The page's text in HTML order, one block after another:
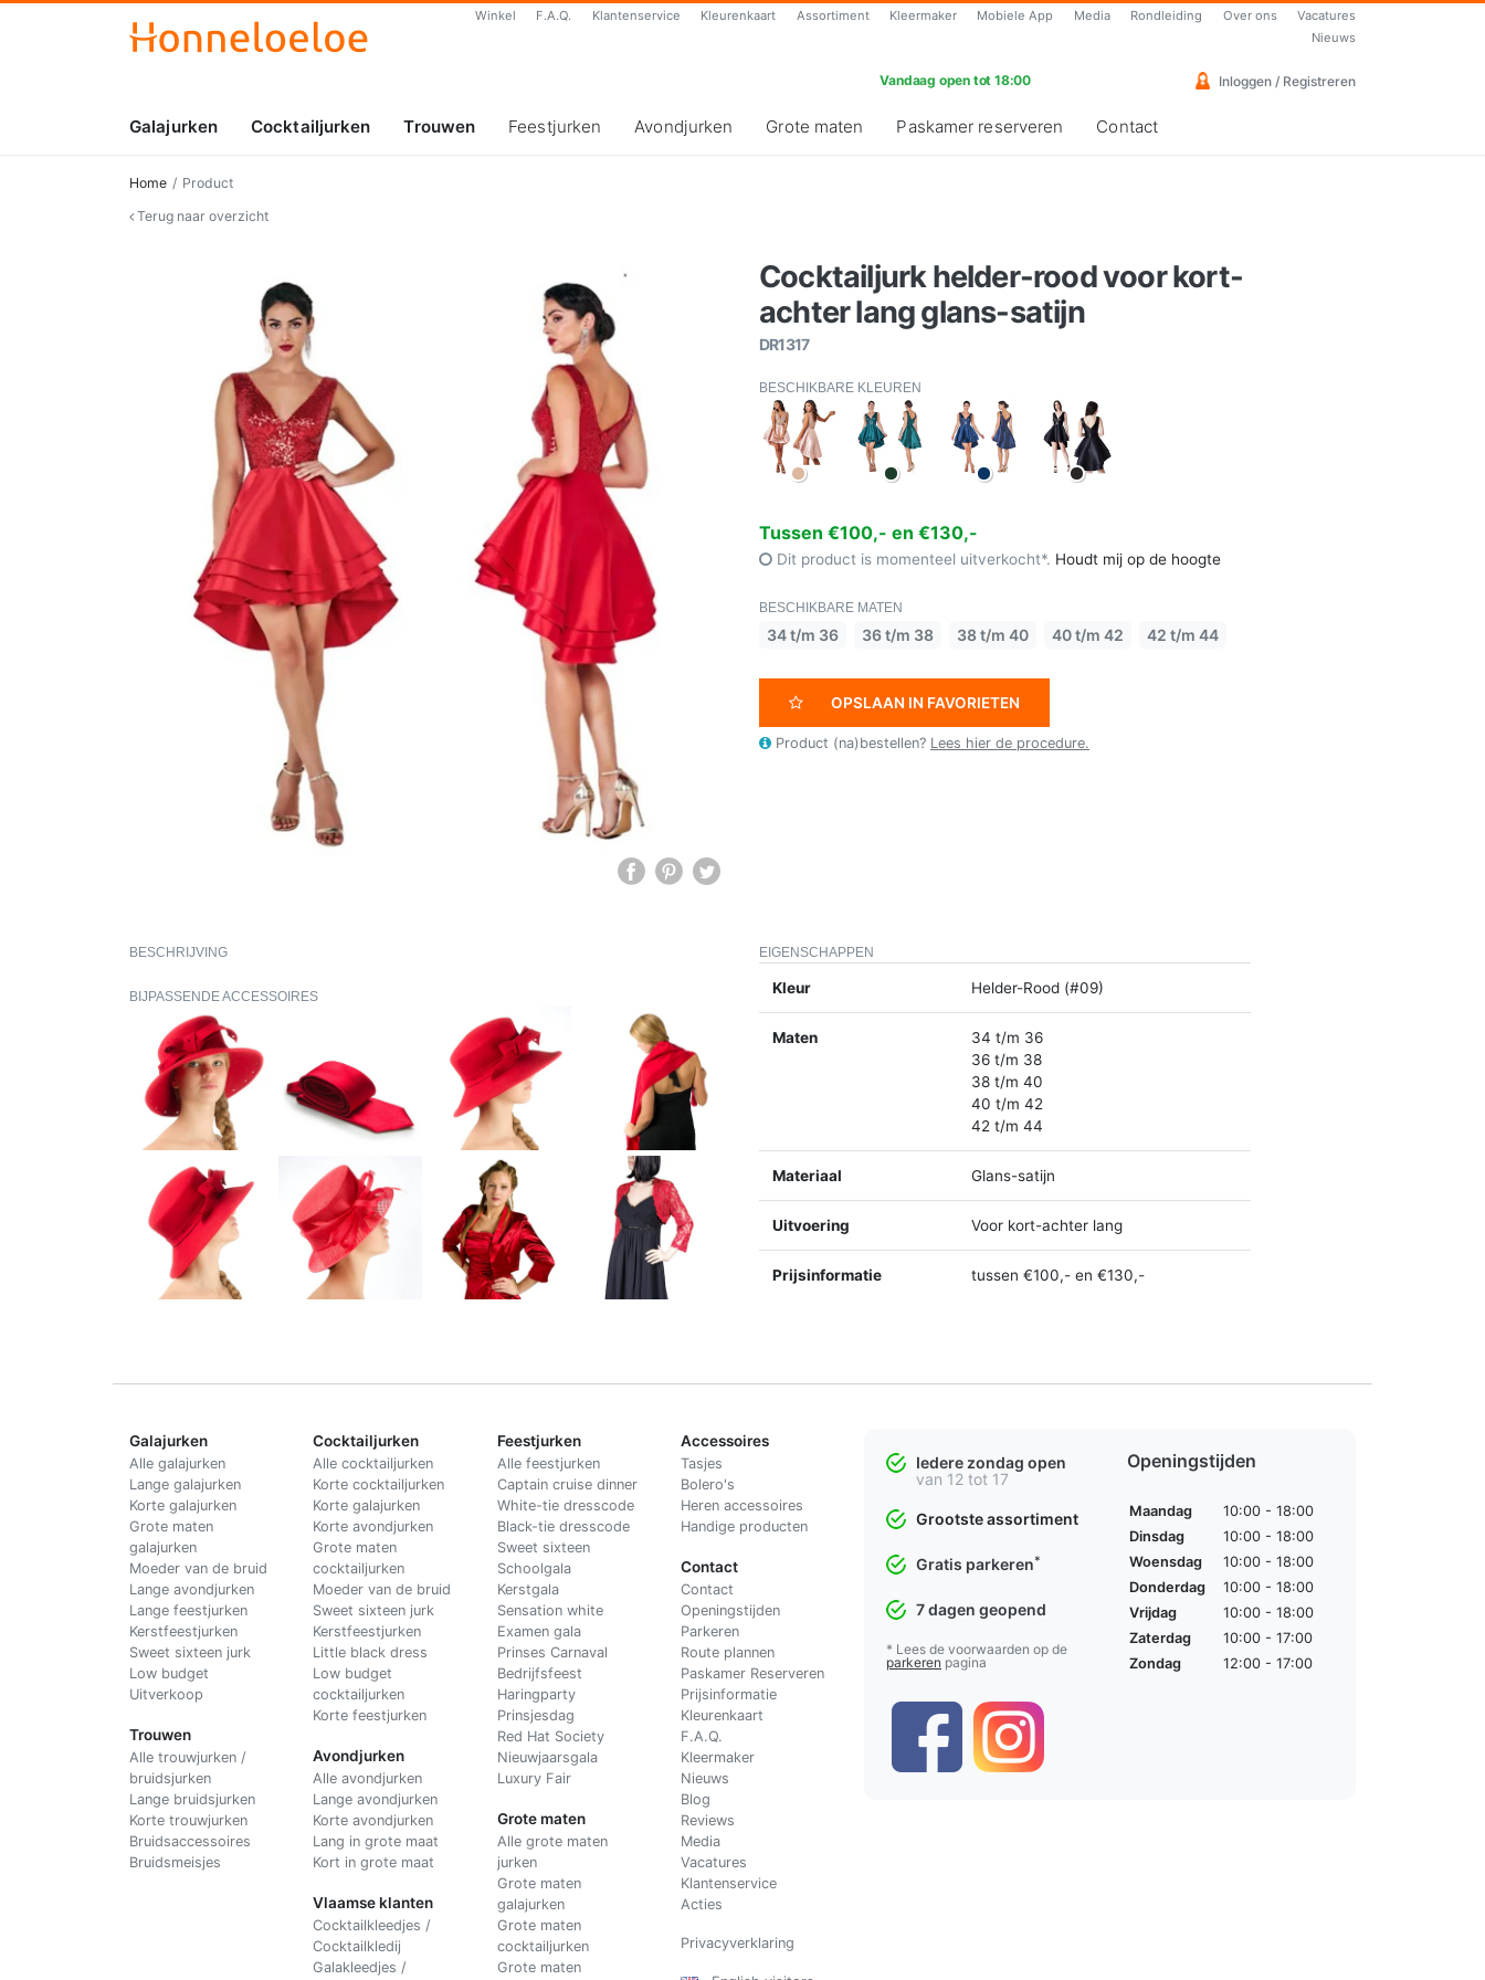
Winkel F.A.Q. Klantenservice Kleurenkaart Assortiment Kleermaker Mobiele App Media Rondleiding Over ons
Vacatures
Nieuws
Vandaag open tot 18:00 Inloggen / Registreren
Galajurken Cocktailjurken Trouwen Feestjurken Avondjurken Grote maten Paskamer reserveren Contact
Home
Product
Terug naar overzicht
Cocktailjurk helder-rood voor kort-
achter lang glans-satijn
DR1317
BESCHIKBARE KLEUREN
Tussen €100,- en €130,-
Dit product is momenteel uitverkocht*. Houdt mij op de hoogte
BESCHIKBARE MATEN
34 t/m 36 36 t/m 38 38 t/m 40 40 t/m 42 42 t/m 44
OPSLAAN IN FAVORIETEN
Product (na)bestellen? Lees hier de procedure.
BESCHRIJVING
BIJPASSENDE ACCESSOIRES
EIGENSCHAPPEN
Kleur Helder-Rood (#09)
Maten
34 t/m 36
36 t/m 38
38 t/m 40
40 t/m 42
42 t/m 44
Materiaal Glans-satijn
Uitvoering Voor kort-achter lang
Prijsinformatie tussen €100,- en €130,-
Galajurken
Alle galajurken
Lange galajurken
Korte galajurken
Grote maten
galajurken
Moeder van de bruid
Lange avondjurken
Lange feestjurken
Kerstfeestjurken
Sweet sixteen jurk
Low budget
Uitverkoop
Trouwen
Alle trouwjurken /
bruidsjurken
Lange bruidsjurken
Korte trouwjurken
Bruidsaccessoires
Bruidsmeisjes
Cocktailjurken
Alle cocktailjurken
Korte cocktailjurken
Korte galajurken
Korte avondjurken
Grote maten
cocktailjurken
Moeder van de bruid
Sweet sixteen jurk
Kerstfeestjurken
Little black dress
Low budget
cocktailjurken
Korte feestjurken
Avondjurken
Alle avondjurken
Lange avondjurken
Korte avondjurken
Lang in grote maat
Kort in grote maat
Vlaamse klanten
Cocktailkleedjes /
Cocktailkledij
Galakleedjes /
Feestjurken
Alle feestjurken
Captain cruise dinner
White-tie dresscode
Black-tie dresscode
Sweet sixteen
Schoolgala
Kerstgala
Sensation white
Examen gala
Prinses Carnaval
Bedrijfsfeest
Haringparty
Prinsjesdag
Red Hat Society
Nieuwjaarsgala
Luxury Fair
Grote maten
Alle grote maten
jurken
Grote maten
galajurken
Grote maten
cocktailjurken
Grote maten
Accessoires
Tasjes
Bolero's
Heren accessoires
Handige producten
Contact
Contact
Openingstijden
Parkeren
Route plannen
Paskamer Reserveren
Prijsinformatie
Kleurenkaart
F.A.Q.
Kleermaker
Nieuws
Blog
Reviews
Media
Vacatures
Klantenservice
Acties
Privacyverklaring
Iedere zondag open
van 12 tot 17
Grootste assortiment
Gratis parkeren*
7 dagen geopend
* Lees de voorwaarden op de
parkeren pagina
Openingstijden
Maandag
10:00 - 18:00
Dinsdag
10:00 - 18:00
Woensdag
10:00 - 18:00
Donderdag
10:00 - 18:00
Vrijdag
10:00 - 18:00
Zaterdag
10:00 - 17:00
Zondag
12:00 - 17:00